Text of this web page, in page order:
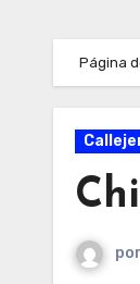
Página
por